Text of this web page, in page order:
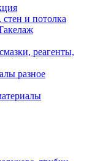
и потолка
реагенты,
разное